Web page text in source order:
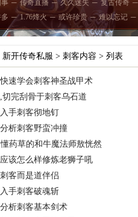
─ 传奇直播 ─ 久久迷失 ─ 复古传奇 ─
─ 1.76烽火 ─ 或许珍贵 ─ 难以忘记 ─
新开传奇私服 > 刺客内容 > 列表
速学会刺客神圣战甲术
完刮骨于刺客乌石道
手刺客彻地钉
析刺客野蛮冲撞
药草的和牛魔法师敖恍然
该怎么样修炼老狮子吼
客而是道伴侣
手刺客破魂斩
析刺客基本剑术